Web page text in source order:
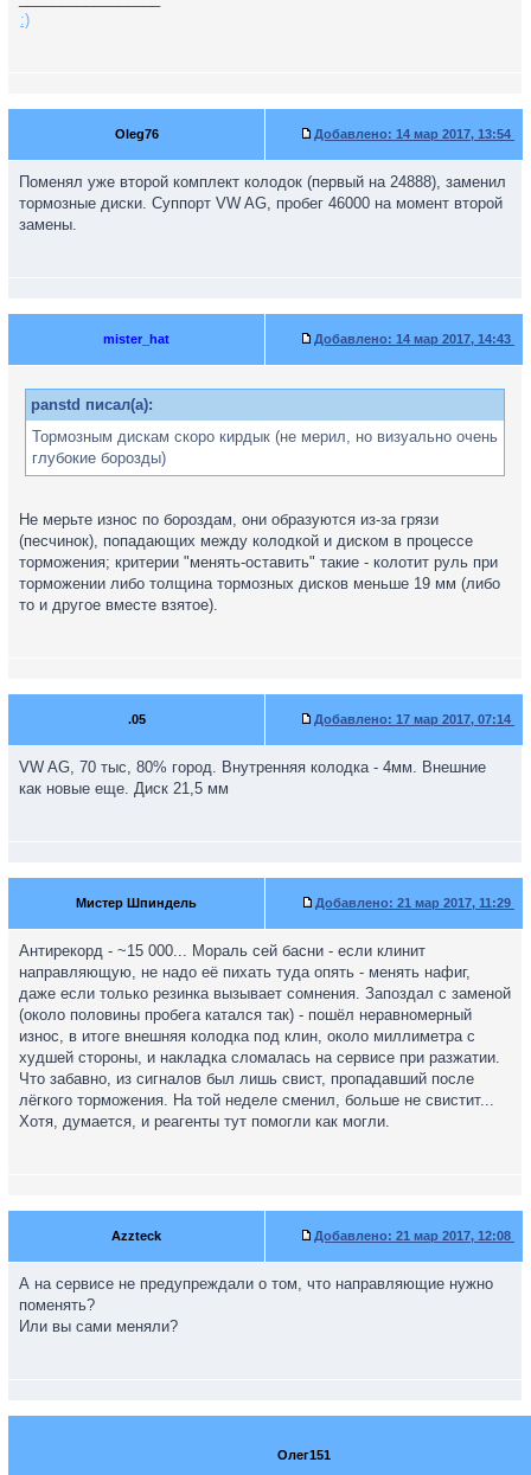
:)
Oleg76 Добавлено: 14 мар 2017, 13:54
Поменял уже второй комплект колодок (первый на 24888), заменил
тормозные диски. Суппорт VW AG, пробег 46000 на момент второй
замены.
mister_hat Добавлено: 14 мар 2017, 14:43
panstd писал(а):
Тормозным дискам скоро кирдык (не мерил, но визуально очень
глубокие борозды)
Не мерьте износ по бороздам, они образуются из-за грязи
(песчинок), попадающих между колодкой и диском в процессе
торможения; критерии "менять-оставить" такие - колотит руль при
торможении либо толщина тормозных дисков меньше 19 мм (либо
то и другое вместе взятое).
.05 Добавлено: 17 мар 2017, 07:14
VW AG, 70 тыс, 80% город. Внутренняя колодка - 4мм. Внешние
как новые еще. Диск 21,5 мм
Мистер Шпиндель Добавлено: 21 мар 2017, 11:29
Антирекорд - ~15 000... Мораль сей басни - если клинит
направляющую, не надо её пихать туда опять - менять нафиг,
даже если только резинка вызывает сомнения. Запоздал с заменой
(около половины пробега катался так) - пошёл неравномерный
износ, в итоге внешняя колодка под клин, около миллиметра с
худшей стороны, и накладка сломалась на сервисе при разжатии.
Что забавно, из сигналов был лишь свист, пропадавший после
лёгкого торможения. На той неделе сменил, больше не свистит...
Хотя, думается, и реагенты тут помогли как могли.
Azzteck Добавлено: 21 мар 2017, 12:08
А на сервисе не предупреждали о том, что направляющие нужно
поменять?
Или вы сами меняли?
Олег151